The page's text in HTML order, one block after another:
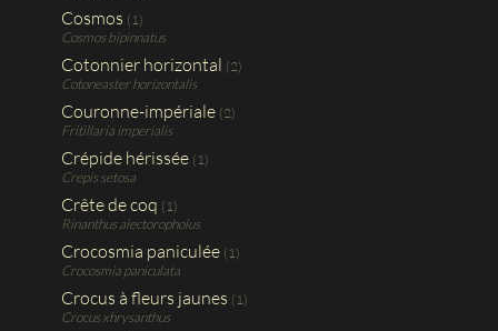
Cosmos (1)
Cosmos bipinnatus
Cotonnier horizontal (2)
Cotoneaster horizontalis
Couronne-impériale (2)
Fritillaria imperialis
Crépide hérissée (1)
Crepis setosa
Crête de coq (1)
Rinanthus alectoropholus
Crocosmia paniculée (1)
Crocosmia paniculata
Crocus à fleurs jaunes (1)
Crocus xhrysanthus